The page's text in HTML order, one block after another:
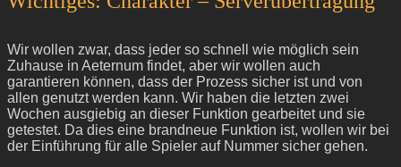
Wir wollen zwar, dass jeder so schnell wie möglich sein
Zuhause in Aeternum findet, aber wir wollen auch
garantieren können, dass der Prozess sicher ist und von
allen genutzt werden kann. Wir haben die letzten zwei
Wochen ausgiebig an dieser Funktion gearbeitet und sie
getestet. Da dies eine brandneue Funktion ist, wollen wir bei
der Einführung für alle Spieler auf Nummer sicher gehen.